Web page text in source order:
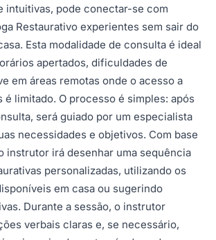
intuitivas, pode conectar-se com
Restaurativo experientes sem sair do
Esta modalidade de consulta é ideal
apertados, dificuldades de
em áreas remotas onde o acesso a
é limitado. O processo é simples: após
será guiado por um especialista
necessidades e objetivos. Com base
instrutor irá desenhar uma sequência
personalizadas, utilizando os
em casa ou sugerindo
Durante a sessão, o instrutor
verbais claras e, se necessário,